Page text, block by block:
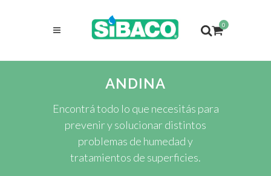
0
ANDINA
Encontrá todo lo que necesitás para
prevenir y solucionar distintos
problemas de humedad y
tratamientos de superficies.